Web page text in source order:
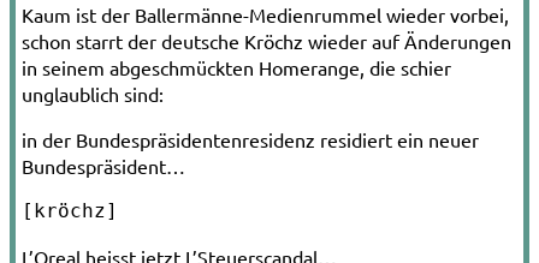
Kaum ist der Ballermänne-­Medienrummel wieder vorbei,
schon starrt der deutsche Kröchz wieder auf Änderungen
in seinem abgeschmückten Homerange, die schier
unglaublich sind:
in der Bundespräsidentenresidenz residiert ein neuer
Bundespräsident…
[kröchz]
L’Oreal heisst jetzt L’Steuerscandal…